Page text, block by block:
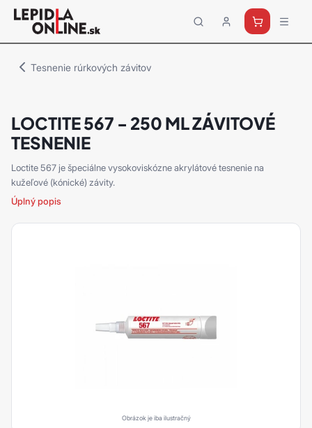
Priemyselné
lepidlá
Tesnenie rúrkových závitov
LOCTITE 567 - 250 ML ZÁVITOVÉ
TESNENIE
Loctite 567 je špeciálne vysokoviskózne akrylátové tesnenie na
kužeľové (kónické) závity.
Úplný popis
Obrázok je iba ilustračný